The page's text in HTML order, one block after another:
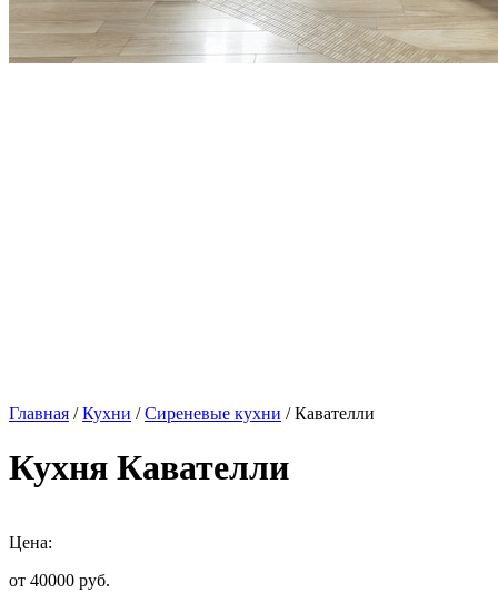
Главная /Кухни /Сиреневые кухни / Кавателли
Кухня Кавателли
Цена:
от 40000 руб.